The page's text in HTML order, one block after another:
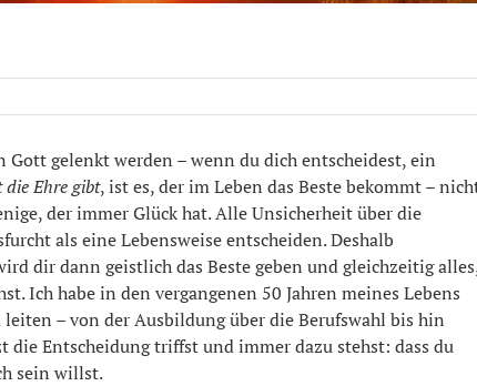
gelenkt werden – wenn du dich entscheidest, ein
die Ehre gibt, ist es, der im Leben das Beste bekommt –
der immer Glück hat. Alle Unsicherheit über die
als eine Lebensweise entscheiden. Deshalb
dir dann geistlich das Beste geben und gleichzeitig
Ich habe in den vergangenen 50 Jahren meines Lebens
– von der Ausbildung über die Berufswahl bis hin
die Entscheidung triffst und immer dazu stehst: dass du
sein willst.